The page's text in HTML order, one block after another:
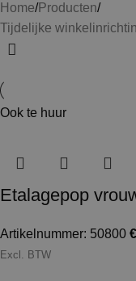
Home Producten
Tijdelijke
Ook te huur
Etalagepop
Artikelnummer: 50800 €
Excl. BTW